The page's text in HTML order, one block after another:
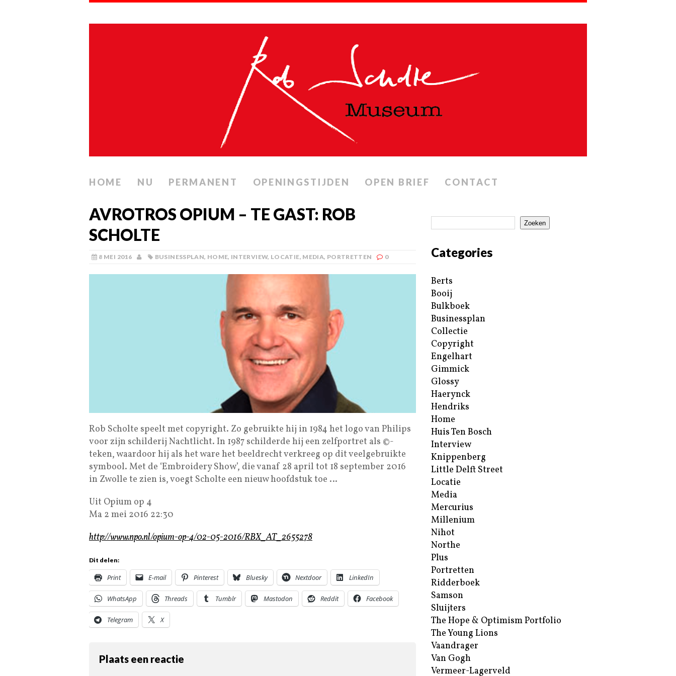
HOME NU PERMANENT OPENINGSTIJDEN OPEN BRIEF CONTACT
AVROTROS OPIUM – TE GAST: ROB
SCHOLTE
8 MEI 2016 BUSINESSPLAN, HOME, INTERVIEW, LOCATIE, MEDIA, PORTRETTEN 0
Rob Scholte speelt met copyright. Zo gebruikte hij in 1984 het logo van Philips
voor zijn schilderij Nachtlicht. In 1987 schilderde hij een zelfportret als ©-
teken, waardoor hij als het ware het beeldrecht verkreeg op dit veelgebruikte
symbool. Met de ‘Embroidery Show’, die vanaf 28 april tot 18 september 2016
in Zwolle te zien is, voegt Scholte een nieuw hoofdstuk toe …
Uit Opium op 4
Ma 2 mei 2016 22:30
http://www.npo.nl/opium-op-4/02-05-2016/RBX_AT_2655278
Dit delen:
Print E-mail Pinterest Bluesky Nextdoor LinkedIn
WhatsApp Threads Tumblr Mastodon Reddit Facebook
Telegram X
Plaats een reactie
Zoeken
Categories
Berts
Booij
Bulkboek
Businessplan
Collectie
Copyright
Engelhart
Gimmick
Glossy
Haerynck
Hendriks
Home
Huis Ten Bosch
Interview
Knippenberg
Little Delft Street
Locatie
Media
Mercurius
Millenium
Nihot
Northe
Plus
Portretten
Ridderboek
Samson
Sluijters
The Hope & Optimism Portfolio
The Young Lions
Vaandrager
Van Gogh
Vermeer-Lagerveld